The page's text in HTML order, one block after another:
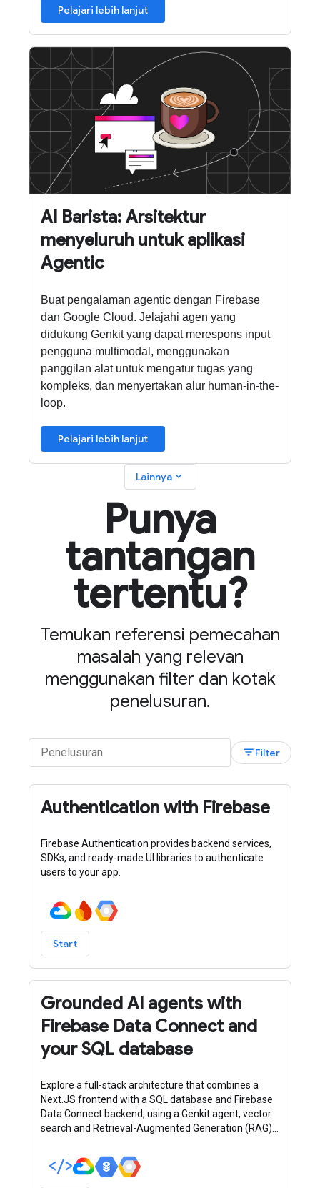
Pelajari lebih lanjut
AI Barista: Arsitektur
menyeluruh untuk aplikasi
Agentic
Buat pengalaman agentic dengan Firebase
dan Google Cloud. Jelajahi agen yang
didukung Genkit yang dapat merespons input
pengguna multimodal, menggunakan
panggilan alat untuk mengatur tugas yang
kompleks, dan menyertakan alur human-in-the-
loop.
Pelajari lebih lanjut
Lainnyaexpand_more
Punya
tantangan
tertentu?
Temukan referensi pemecahan
masalah yang relevan
menggunakan filter dan kotak
penelusuran.
filter_listFilter
Authentication with Firebase
Firebase Authentication provides backend services,
SDKs, and ready-made UI libraries to authenticate
users to your app.
Start
Grounded AI agents with
Firebase Data Connect and
your SQL database
Explore a full-stack architecture that combines a
Next.JS frontend with a SQL database and Firebase
Data Connect backend, using a Genkit agent, vector
search and Retrieval-Augmented Generation (RAG)